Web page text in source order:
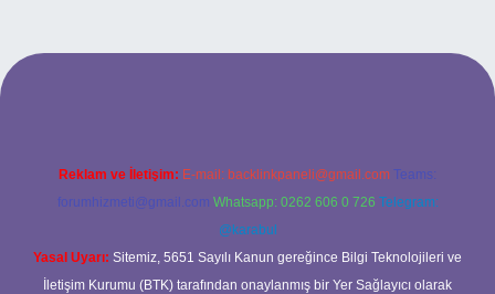
yeni giriş adresi
Reklam ve İletişim: E-mail: backlinkpaneli@gmail.com Teams:
forumhizmeti@gmail.com Whatsapp: 0262 606 0 726 Telegram:
@karabul
Yasal Uyarı: Sitemiz, 5651 Sayılı Kanun gereğince Bilgi Teknolojileri ve
İletişim Kurumu (BTK) tarafından onaylanmış bir Yer Sağlayıcı olarak